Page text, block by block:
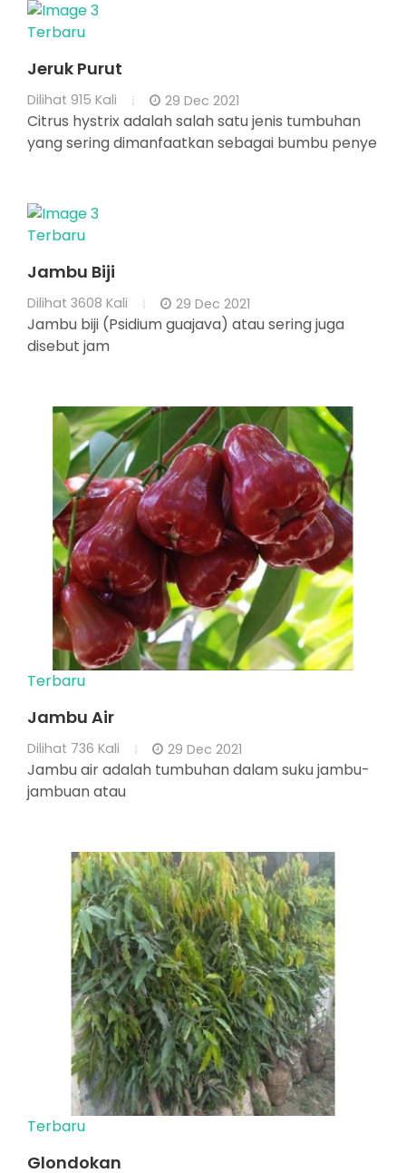
Terbaru
Jeruk Purut
Dilihat 915 Kali 29 Dec 2021
Citrus hystrix adalah salah satu jenis tumbuhan
yang sering dimanfaatkan sebagai bumbu penye
Terbaru
Jambu Biji
Dilihat 3608 Kali 29 Dec 2021
Jambu biji (Psidium guajava) atau sering juga
disebut jam
Terbaru
Jambu Air
Dilihat 736 Kali 29 Dec 2021
Jambu air adalah tumbuhan dalam suku jambu-
jambuan atau
Terbaru
Glondokan